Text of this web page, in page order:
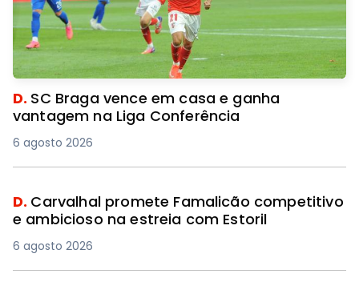
D. SC Braga vence em casa e ganha
vantagem na Liga Conferência
6 agosto 2026
D. Carvalhal promete Famalicão competitivo
e ambicioso na estreia com Estoril
6 agosto 2026